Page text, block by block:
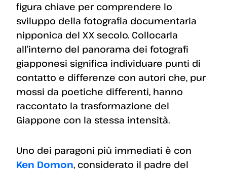
figura chiave per comprendere lo
sviluppo della fotografia documentaria
nipponica del XX secolo. Collocarla
all’interno del panorama dei fotografi
giapponesi significa individuare punti di
contatto e differenze con autori che, pur
mossi da poetiche differenti, hanno
raccontato la trasformazione del
Giappone con la stessa intensità.
Uno dei paragoni più immediati è con
Ken Domon, considerato il padre del